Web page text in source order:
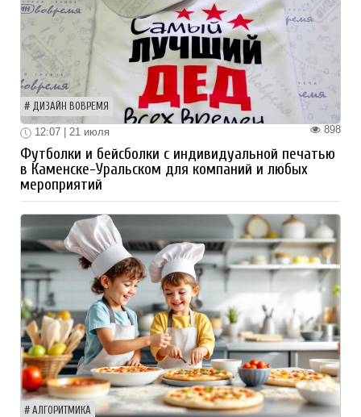
ДИЗАЙН ВОВРЕМЯ
898
12:07 | 21 июля
Футболки и бейсболки с индивидуальной печатью
в Каменске-Уральском для компаний и любых
мероприятий
АЛГОРИТМИКА